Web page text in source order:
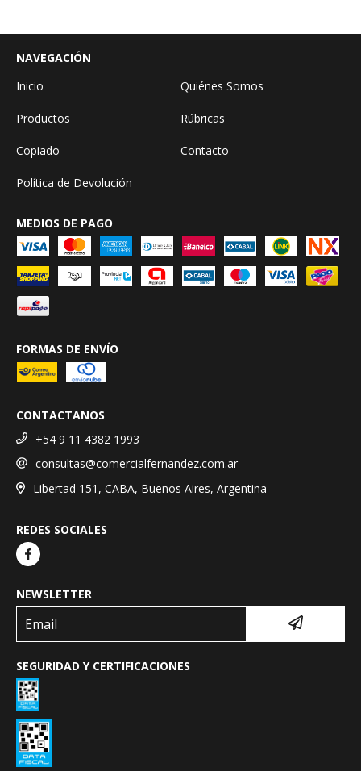
NAVEGACIÓN
Inicio
Quiénes Somos
Productos Rúbricas
Copiado Contacto
Política de Devolución
MEDIOS DE PAGO
FORMAS DE ENVÍO
CONTACTANOS
+54 9 11 4382 1993
consultas@comercialfernandez.com.ar
Libertad 151, CABA, Buenos Aires, Argentina
REDES SOCIALES
NEWSLETTER
SEGURIDAD Y CERTIFICACIONES